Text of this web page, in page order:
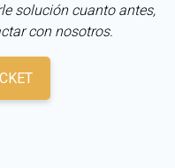
solución cuanto antes,
con nosotros.